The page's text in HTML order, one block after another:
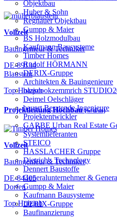
Objektbau
Huber & Sohn
Regnauer Objektbau
Gumpp & Maier
BS Holzmodulbau
Kaufmann Bausysteme
Timber Homes
Rudolf HÖRMANN
DERIX-Gruppe
Architekten & Bauingenieure
haascookzemmrich
Deimel Oelschläger
bauart Beratende Ingenieure
Projektentwickler
GARBE Urban Real Estate
Systemlieferanten
STEICO
HASSLACHER Gruppe
Dietrich's Technology
Dennert Baustoffe
Generalunternehmer &
Gumpp & Maier
Kaufmann Bausysteme
DERIX-Gruppe
Baufinanzierung
Vollzeit
Bauingenieur & Techniker
DE-89134
Blaustein
Top Holzjob
Projektleitung Hochbau(w/d/m)
Vollzeit
Bauingenieur & Techniker
DE-84405
Dorfen
Top Holzjob